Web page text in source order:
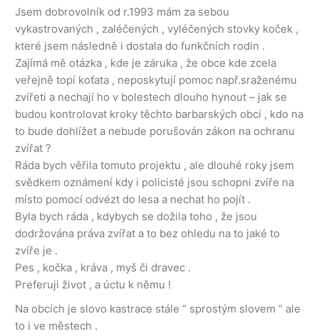
Jsem dobrovolník od r.1993 mám za sebou
vykastrovaných , zaléčených , vyléčených stovky koček ,
které jsem následně i dostala do funkčních rodin .
Zajímá mě otázka , kde je záruka , že obce kde zcela
veřejně topí koťata , neposkytují pomoc např.sraženému
zvířeti a nechají ho v bolestech dlouho hynout – jak se
budou kontrolovat kroky těchto barbarských obcí , kdo na
to bude dohlížet a nebude porušován zákon na ochranu
zvířat ?
Ráda bych věřila tomuto projektu , ale dlouhé roky jsem
svědkem oznámení kdy i policisté jsou schopni zvíře na
místo pomocí odvézt do lesa a nechat ho pojít .
Byla bych ráda , kdybych se dožila toho , že jsou
dodržována práva zvířat a to bez ohledu na to jaké to
zvíře je .
Pes , kočka , kráva , myš či dravec .
Preferuji život , a úctu k němu !
Na obcích je slovo kastrace stále “ sprostým slovem “ ale
to i ve městech .